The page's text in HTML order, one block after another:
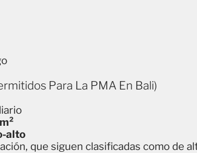
Para La PMA En Bali)
alto
que siguen clasificadas como de